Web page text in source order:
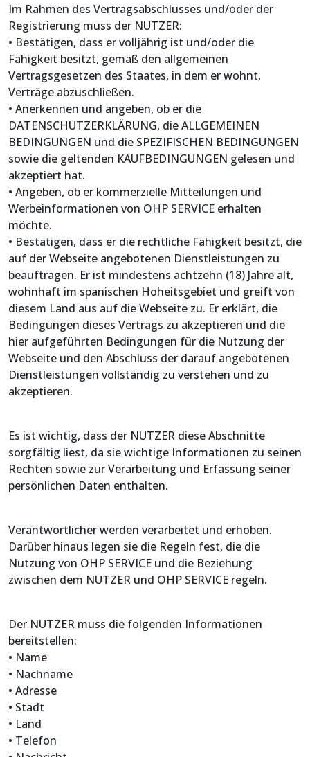
Im Rahmen des Vertragsabschlusses und/oder der
Registrierung muss der NUTZER:
• Bestätigen, dass er volljährig ist und/oder die
Fähigkeit besitzt, gemäß den allgemeinen
Vertragsgesetzen des Staates, in dem er wohnt,
Verträge abzuschließen.
• Anerkennen und angeben, ob er die
DATENSCHUTZERKLÄRUNG, die ALLGEMEINEN
BEDINGUNGEN und die SPEZIFISCHEN BEDINGUNGEN
sowie die geltenden KAUFBEDINGUNGEN gelesen und
akzeptiert hat.
• Angeben, ob er kommerzielle Mitteilungen und
Werbeinformationen von OHP SERVICE erhalten
möchte.
• Bestätigen, dass er die rechtliche Fähigkeit besitzt, die
auf der Webseite angebotenen Dienstleistungen zu
beauftragen. Er ist mindestens achtzehn (18) Jahre alt,
wohnhaft im spanischen Hoheitsgebiet und greift von
diesem Land aus auf die Webseite zu. Er erklärt, die
Bedingungen dieses Vertrags zu akzeptieren und die
hier aufgeführten Bedingungen für die Nutzung der
Webseite und den Abschluss der darauf angebotenen
Dienstleistungen vollständig zu verstehen und zu
akzeptieren.
Es ist wichtig, dass der NUTZER diese Abschnitte
sorgfältig liest, da sie wichtige Informationen zu seinen
Rechten sowie zur Verarbeitung und Erfassung seiner
persönlichen Daten enthalten.
Verantwortlicher werden verarbeitet und erhoben.
Darüber hinaus legen sie die Regeln fest, die die
Nutzung von OHP SERVICE und die Beziehung
zwischen dem NUTZER und OHP SERVICE regeln.
Der NUTZER muss die folgenden Informationen
bereitstellen:
• Name
• Nachname
• Adresse
• Stadt
• Land
• Telefon